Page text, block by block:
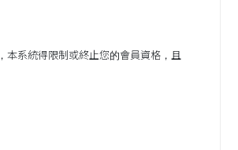
本系統得限制或終止您的會員資格，且